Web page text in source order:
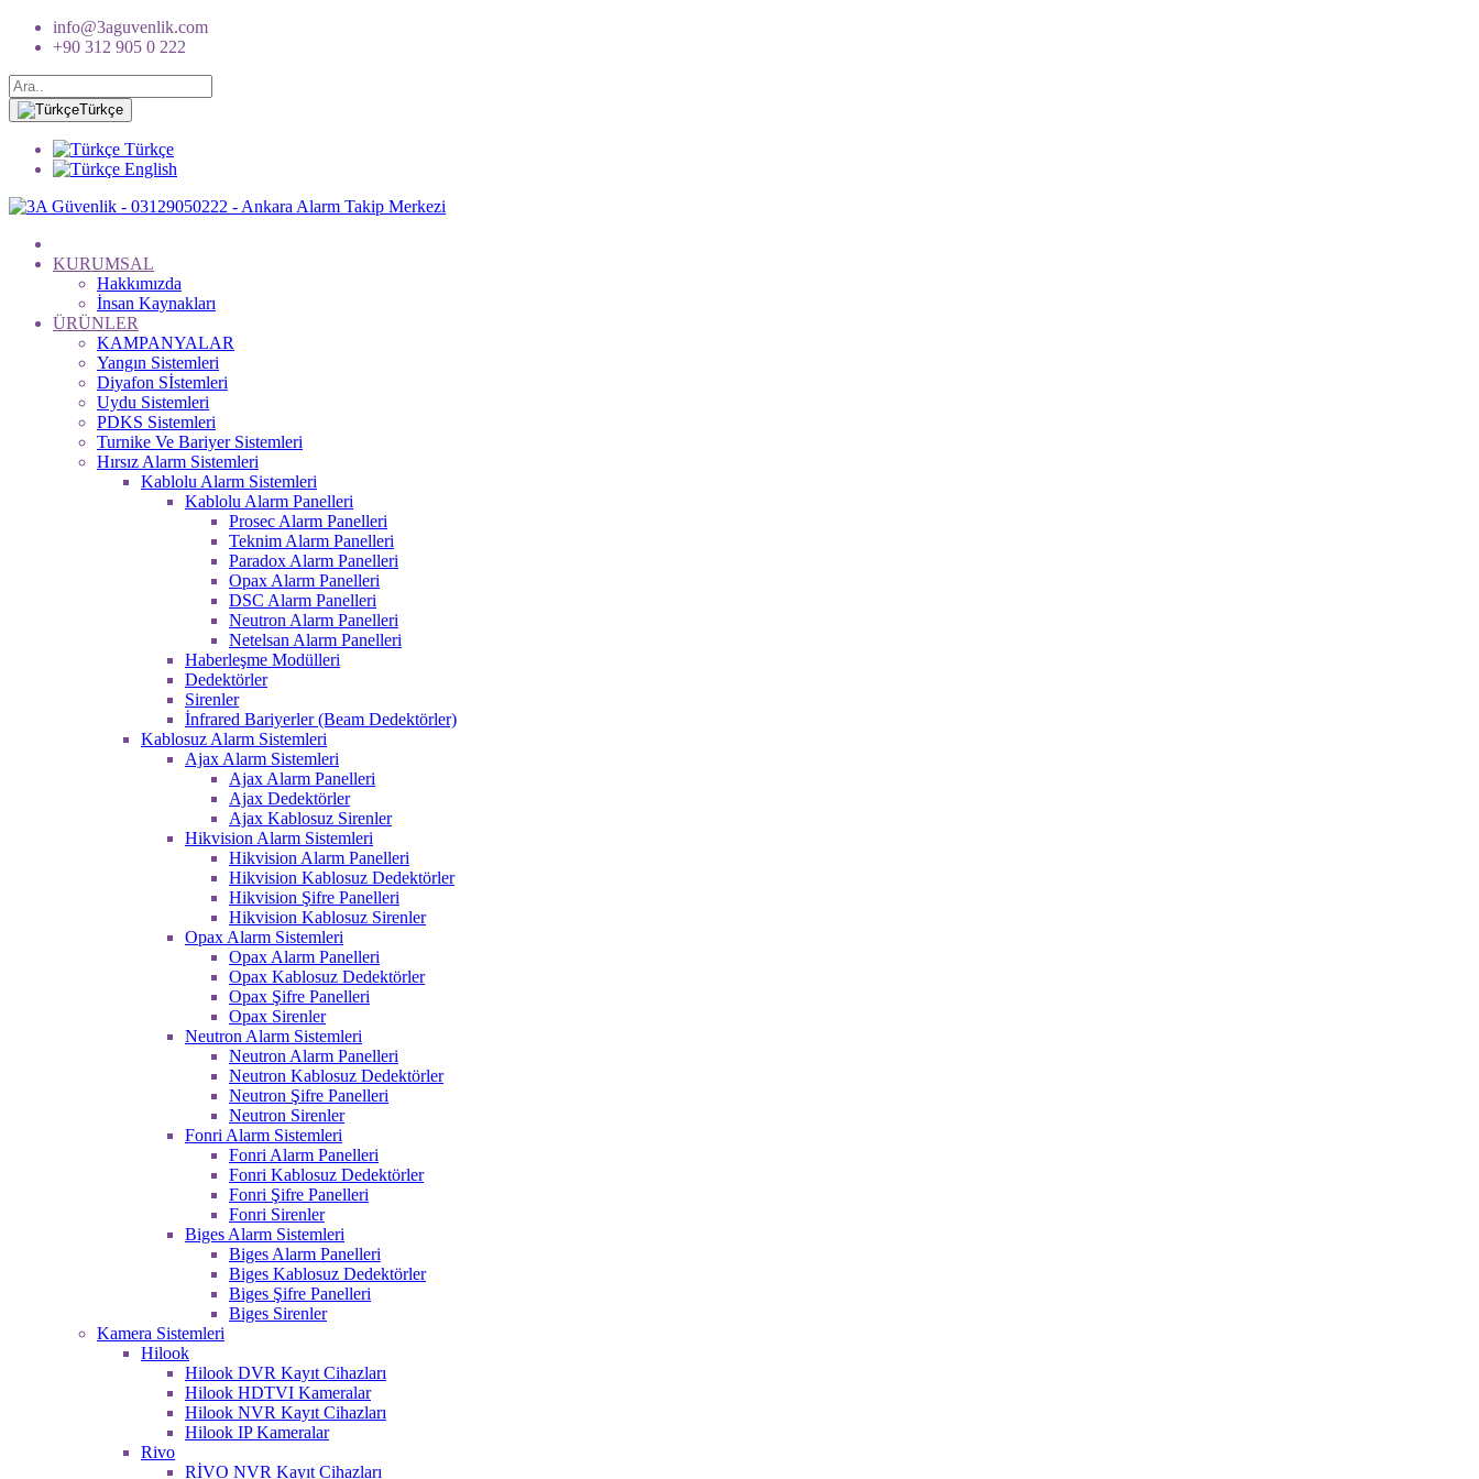
info@3aguvenlik.com
+90 312 905 0 222
Türkçe
Türkçe
English
KURUMSAL
Hakkımızda
İnsan Kaynakları
ÜRÜNLER
KAMPANYALAR
Yangın Sistemleri
Diyafon Sİstemleri
Uydu Sistemleri
PDKS Sistemleri
Turnike Ve Bariyer Sistemleri
Hırsız Alarm Sistemleri
Kablolu Alarm Sistemleri
Kablolu Alarm Panelleri
Prosec Alarm Panelleri
Teknim Alarm Panelleri
Paradox Alarm Panelleri
Opax Alarm Panelleri
DSC Alarm Panelleri
Neutron Alarm Panelleri
Netelsan Alarm Panelleri
Haberleşme Modülleri
Dedektörler
Sirenler
İnfrared Bariyerler (Beam Dedektörler)
Kablosuz Alarm Sistemleri
Ajax Alarm Sistemleri
Ajax Alarm Panelleri
Ajax Dedektörler
Ajax Kablosuz Sirenler
Hikvision Alarm Sistemleri
Hikvision Alarm Panelleri
Hikvision Kablosuz Dedektörler
Hikvision Şifre Panelleri
Hikvision Kablosuz Sirenler
Opax Alarm Sistemleri
Opax Alarm Panelleri
Opax Kablosuz Dedektörler
Opax Şifre Panelleri
Opax Sirenler
Neutron Alarm Sistemleri
Neutron Alarm Panelleri
Neutron Kablosuz Dedektörler
Neutron Şifre Panelleri
Neutron Sirenler
Fonri Alarm Sistemleri
Fonri Alarm Panelleri
Fonri Kablosuz Dedektörler
Fonri Şifre Panelleri
Fonri Sirenler
Biges Alarm Sistemleri
Biges Alarm Panelleri
Biges Kablosuz Dedektörler
Biges Şifre Panelleri
Biges Sirenler
Kamera Sistemleri
Hilook
Hilook DVR Kayıt Cihazları
Hilook HDTVI Kameralar
Hilook NVR Kayıt Cihazları
Hilook IP Kameralar
Rivo
RİVO NVR Kayıt Cihazları